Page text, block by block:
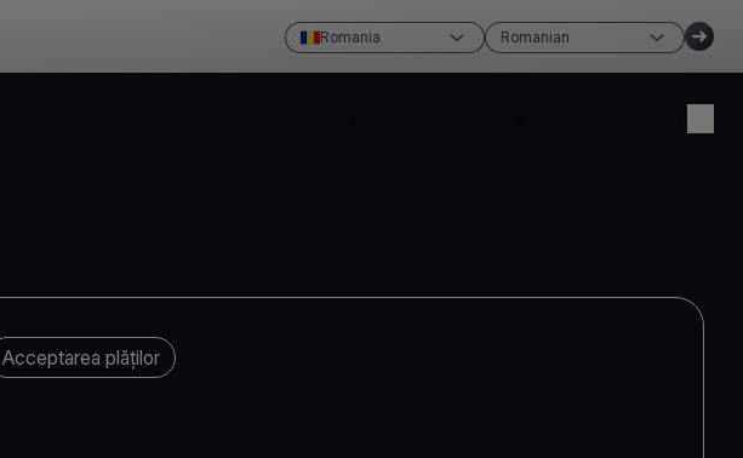
Romania Romanian
Acceptarea plăților